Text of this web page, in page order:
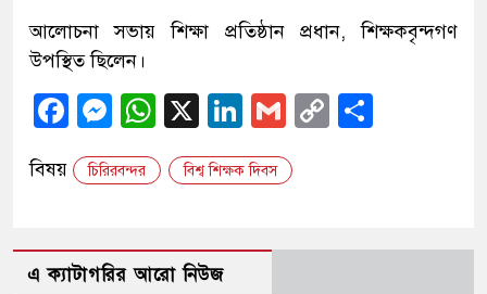
আলোচনা সভায় শিক্ষা প্রতিষ্ঠান প্রধান, শিক্ষকবৃন্দগণ
উপস্থিত ছিলেন।
Facebook
Messenger
WhatsApp
X LinkedIn
Gmail
Copy
বিষয় চিরিরবন্দর বিশ্ব শিক্ষক দিবস
এ ক্যাটাগরির আরো নিউজ